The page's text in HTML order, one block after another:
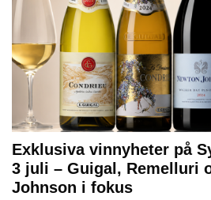
Exklusiva vinnyheter på
3 juli – Guigal, Remelluri
Johnson i fokus